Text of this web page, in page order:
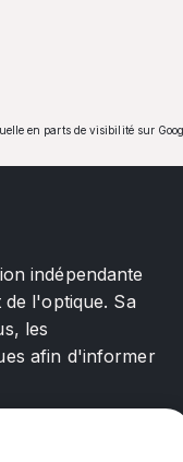
en parts de visibilité sur
indépendante
l'optique. Sa
les
afin d'informer